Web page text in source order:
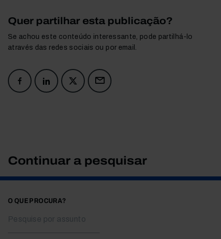
Quer partilhar esta publicação?
Se achou este conteúdo interessante, pode partilhá-lo
através das redes sociais ou por email.
Continuar a pesquisar
O QUE PROCURA?